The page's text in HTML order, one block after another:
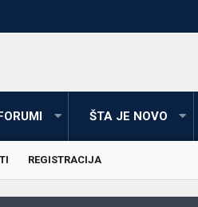
ŠTA JE NOVO
REGISTRACIJA